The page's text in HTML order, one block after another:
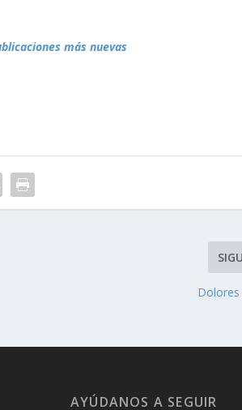
más nuevas
AYÚDANOS A SEGUIR